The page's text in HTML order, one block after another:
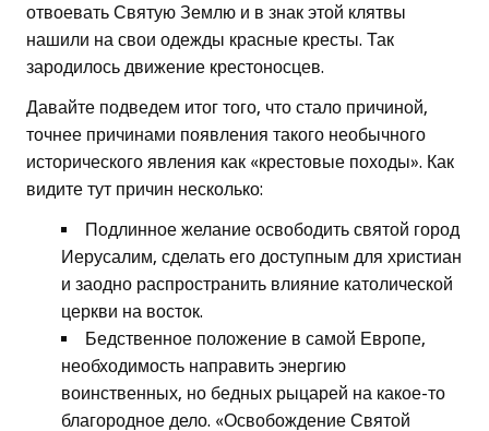
отвоевать Святую Землю и в знак этой клятвы
нашили на свои одежды красные кресты. Так
зародилось движение крестоносцев.
Давайте подведем итог того, что стало причиной,
точнее причинами появления такого необычного
исторического явления как «крестовые походы». Как
видите тут причин несколько:
Подлинное желание освободить святой город
Иерусалим, сделать его доступным для христиан
и заодно распространить влияние католической
церкви на восток.
Бедственное положение в самой Европе,
необходимость направить энергию
воинственных, но бедных рыцарей на какое-то
благородное дело. «Освобождение Святой